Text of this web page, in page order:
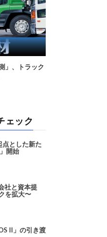
」、トラック
ェック
とした新た
開始
社と資本提
を拡大〜
II」の引き渡